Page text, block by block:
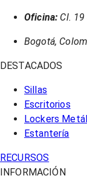
Oficina: Cl.
Bogotá,
DESTACADOS
Sillas
Escritorios
Lockers
Estantería
RECURSOS
INFORMACIÓN